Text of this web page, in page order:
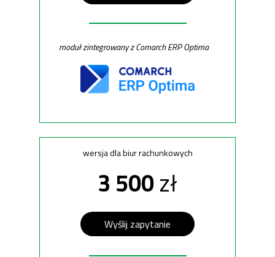
moduł zintegrowany z Comarch ERP Optima
Wyślij zapytanie
3 500zł
wersja dla biur rachunkowych